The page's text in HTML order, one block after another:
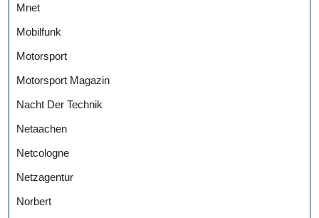
Mnet
Mobilfunk
Motorsport
Motorsport Magazin
Nacht Der Technik
Netaachen
Netcologne
Netzagentur
Norbert